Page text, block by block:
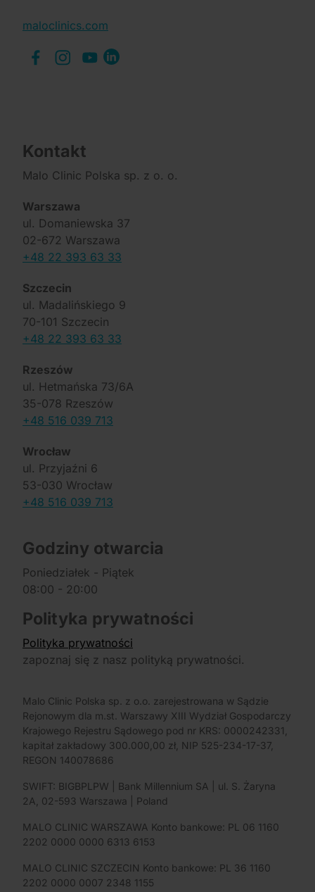
maloclinics.com
Kontakt
Malo Clinic Polska sp. z o. o.
Warszawa
ul. Domaniewska 37
02-672 Warszawa
+48 22 393 63 33
Szczecin
ul. Madalińskiego 9
70-101 Szczecin
+48 22 393 63 33
Rzeszów
ul. Hetmańska 73/6A
35-078 Rzeszów
+48 516 039 713
Wrocław
ul. Przyjaźni 6
53-030 Wrocław
+48 516 039 713
Godziny otwarcia
Poniedziałek - Piątek
08:00 - 20:00
Polityka prywatności
Polityka prywatności
zapoznaj się z nasz polityką prywatności.
Malo Clinic Polska sp. z o.o. zarejestrowana w Sądzie
Rejonowym dla m.st. Warszawy XIII Wydział Gospodarczy
Krajowego Rejestru Sądowego pod nr KRS: 0000242331,
kapitał zakładowy 300.000,00 zł, NIP 525-234-17-37,
REGON 140078686
SWIFT: BIGBPLPW | Bank Millennium SA | ul. S. Żaryna
2A, 02-593 Warszawa | Poland
MALO CLINIC WARSZAWA Konto bankowe: PL 06 1160
2202 0000 0000 6313 6153
MALO CLINIC SZCZECIN Konto bankowe: PL 36 1160
2202 0000 0007 2348 1155